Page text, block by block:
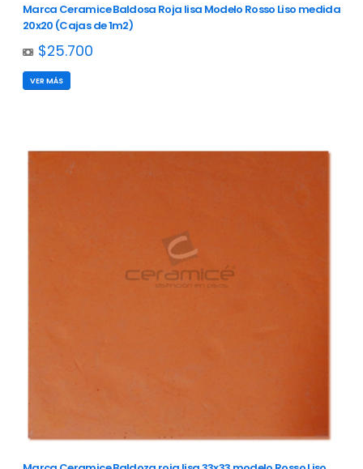
Marca Ceramice Baldosa Roja lisa Modelo Rosso Liso medida
20x20 (Cajas de 1m2)
$25.700
VER MÁS